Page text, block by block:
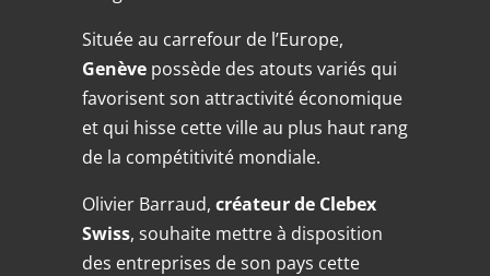
Située au carrefour de l’Europe,
Genève possède des atouts variés qui
favorisent son attractivité économique
et qui hisse cette ville au plus haut rang
de la compétitivité mondiale.
Olivier Barraud, créateur de Clebex
Swiss, souhaite mettre à disposition
des entreprises de son pays cette